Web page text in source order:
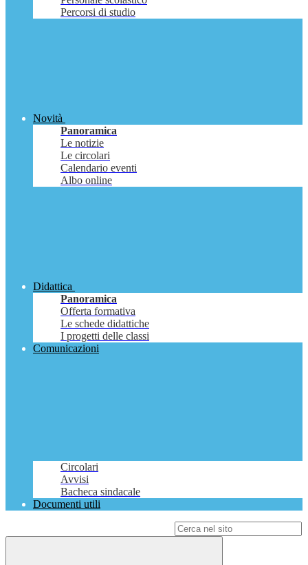
Percorsi di studio
Novità
Panoramica
Le notizie
Le circolari
Calendario eventi
Albo online
Didattica
Panoramica
Offerta formativa
Le schede didattiche
I progetti delle classi
Comunicazioni
Circolari
Avvisi
Bacheca sindacale
Documenti utili